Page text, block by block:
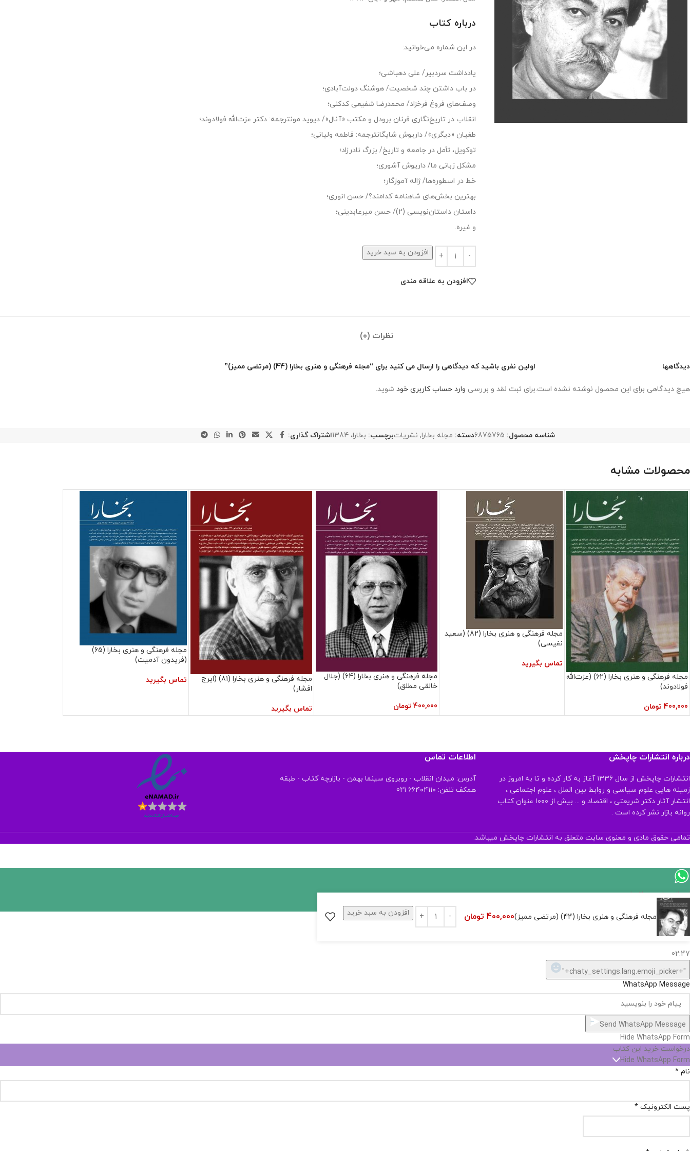
درباره کتاب
در اين شماره مى‏‌خوانيد:
یادداشت سردبیر/ علی دهباشی؛
در باب داشتن چند شخصیت/ هوشنگ دولت‌آبادی؛
وصف‌های فروغ فرخزاد/ محمدرضا شفیعی کدکنی؛
انقلاب در تاریخ‌نگاری فرنان برودل و مکتب «آنال»/ دیوید مونترجمه: دکتر عزت‌الله فولادوند؛
طغیان «دیگری»/ داریوش شایگانترجمه: فاطمه ولیانی؛
توکویل، تأمل در جامعه و تاریخ/ بزرگ نادرزاد؛
مشکل زبانی ما/ داریوش آشوری؛
خط در اسطوره‌ها/ ژاله آموزگار؛
بهترین بخش‌های شاهنامه کدامند؟/ حسن انوری؛
داستان داستان‌نویسی (2)/ حسن میرعابدینی؛
و غیره.
افزودن به سبد خرید
افزودن به علاقه مندی
نظرات (0)
دیدگاهها
هیچ دیدگاهی برای این محصول نوشته نشده است.
اولین نفری باشید که دیدگاهی را ارسال می کنید برای “مجله فرهنگی و هنری بخارا (44) (مرتضی ممیز)”
برای ثبت نقد و بررسی وارد حساب کاربری خود شوید.
شناسه محصول: 6875765دسته: مجله بخارا, نشریاتبرچسب: بخارا، 1384 اشتراک گذاری:
محصولات مشابه
مجله فرهنگی و هنری بخارا (62) (عزت‌الله
فولادوند)
400,000 تومان
مجله فرهنگی و هنری بخارا (82) (سعید
نفیسی)
تماس بگیرید
مجله فرهنگی و هنری بخارا (64) (جلال
خالقی مطلق)
400,000 تومان
مجله فرهنگی و هنری بخارا (81) (ایرج
افشار)
تماس بگیرید
مجله فرهنگی و هنری بخارا (65)
(فریدون آدمیت)
تماس بگیرید
درباره انتشارات چاپخش
انتشارات چاپخش از سال ۱۳۳۶ آغاز به کار کرده و تا به امروز در
زمینه هایی علوم سیاسی و روابط بین الملل ، علوم اجتماعی ،
انتشار آثار دکتر شریعتی ، اقتصاد و ... بیش از ۱۰۰۰ عنوان کتاب
روانه بازار نشر کرده است .
اطلاعات تماس
آدرس: میدان انقلاب - روبروی سینما بهمن - بازارچه کتاب - طبقه
همکف تلفن: ۶۶۴۰۴۱۱۰ 021
تمامی حقوق مادی و معنوی سایت متعلق به انتشارات چاپخش میباشد.
مجله فرهنگی و هنری بخارا (44) (مرتضی ممیز) 400,000 تومان افزودن به سبد خرید
ارسال پیام در واتساپ
کارشناس فروش
سلام, چطور میتونم کمکتون کنم؟
02:47
"+chaty_settings.lang.emoji_picker+"
WhatsApp Message
Send WhatsApp Message
Hide WhatsApp Form
درخواست خرید این کتاب
Hide WhatsApp Form
نام *
پست الکترونیک *